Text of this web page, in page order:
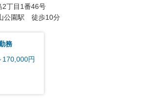
2丁目1番46号
公園駅 徒歩10分
務
円